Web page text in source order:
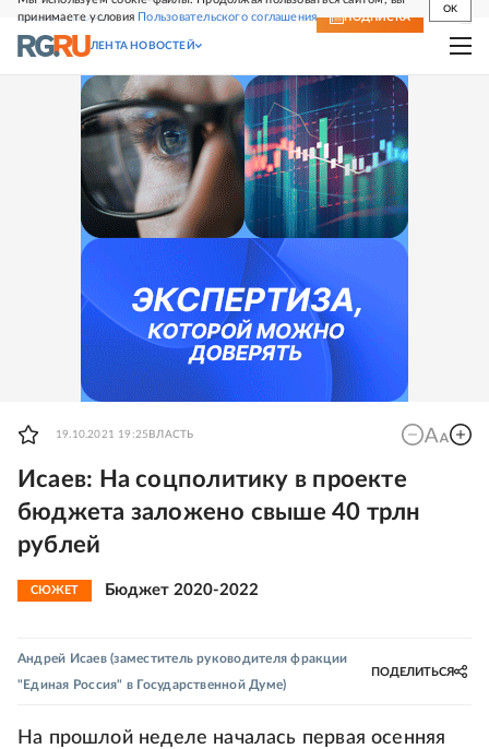
принимаете условия Пользовательского соглашения
OK
СВЕЖИЙ НОМЕР ПОДПИСКА
ЛЕНТА НОВОСТЕЙ
19.10.2021 19:25 ВЛАСТЬ
Исаев: На соцполитику в проекте
бюджета заложено свыше 40 трлн
рублей
СЮЖЕТ Бюджет 2020-2022
Андрей Исаев(заместитель руководителя фракции
"Единая Россия" в Государственной Думе)
ПОДЕЛИТЬСЯ
На прошлой неделе началась первая осенняя